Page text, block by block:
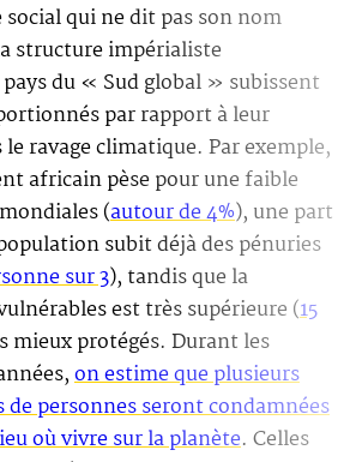
qui ne dit pas son nom
structure impérialiste
du « Sud global » subissent
par rapport à leur
ravage climatique. Par exemple,
africain pèse pour une faible
(autour de 4%), une part
subit déjà des pénuries
sur 3), tandis que la
est très supérieure (15
mieux protégés. Durant les
on estime que plusieurs
personnes seront condamnées
où vivre sur la planète. Celles